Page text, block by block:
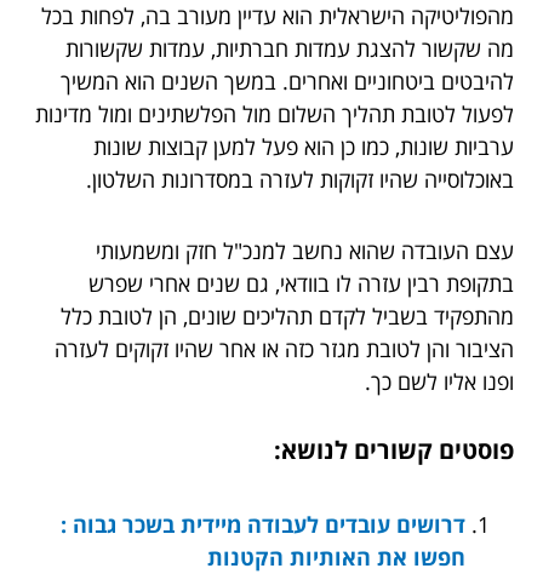
מהפוליטיקה הישראלית הוא עדיין מעורב בה, לפחות בכל
מה שקשור להצגת עמדות חברתיות, עמדות שקשורות
להיבטים ביטחוניים ואחרים. במשך השנים הוא המשיך
לפעול לטובת תהליך השלום מול הפלשתינים ומול מדינות
ערביות שונות, כמו כן הוא פעל למען קבוצות שונות
באוכלוסייה שהיו זקוקות לעזרה במסדרונות השלטון.
עצם העובדה שהוא נחשב למנכ"ל חזק ומשמעותי
בתקופת רבין עזרה לו בוודאי, גם שנים אחרי שפרש
מהתפקיד בשביל לקדם תהליכים שונים, הן לטובת כלל
הציבור והן לטובת מגזר כזה או אחר שהיו זקוקים לעזרה
ופנו אליו לשם כך.
פוסטים קשורים לנושא:
דרושים עובדים לעבודה מיידית בשכר גבוה :
חפשו את האותיות הקטנות